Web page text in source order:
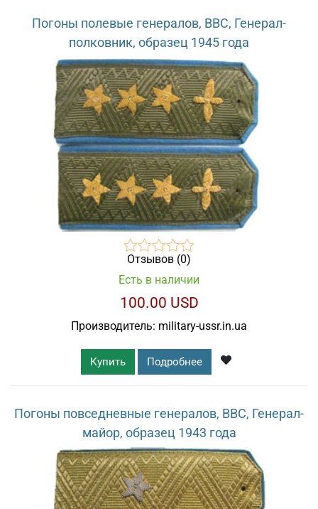
Погоны полевые генералов, ВВС, Генерал-
полковник, образец 1945 года
Отзывов (0)
Есть в наличии
100.00 USD
Производитель: military-ussr.in.ua
Купить Подробнее
Погоны повседневные генералов, ВВС, Генерал-
майор, образец 1943 года